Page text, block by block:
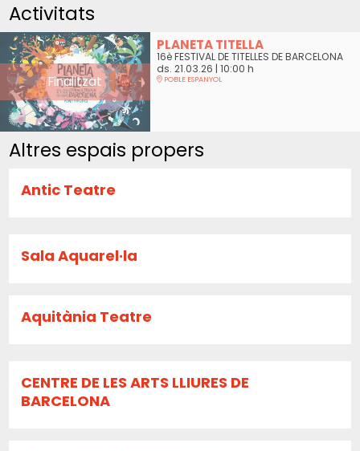
Activitats
Finalitzat
PLANETA TITELLA
16è FESTIVAL DE TITELLES DE BARCELONA
ds. 21.03.26 | 10:00 h
POBLE ESPANYOL
Altres espais propers
Antic Teatre
Sala Aquarel·la
Aquitània Teatre
CENTRE DE LES ARTS LLIURES DE
BARCELONA